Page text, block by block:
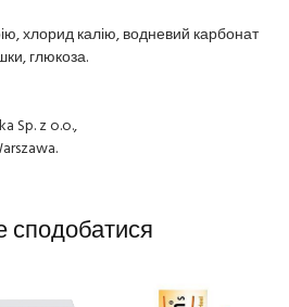
хлорид калію, водневий карбонат
глюкоза.
Sp. z o.o.,